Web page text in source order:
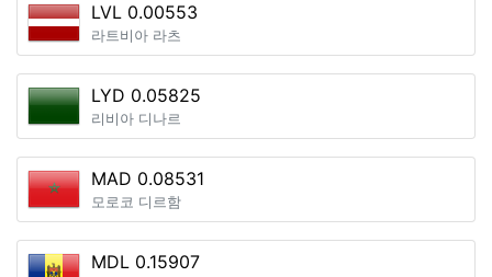
LVL 0.00553
라트비아 라츠
LYD 0.05825
리비아 디나르
MAD 0.08531
모로코 디르함
MDL 0.15907